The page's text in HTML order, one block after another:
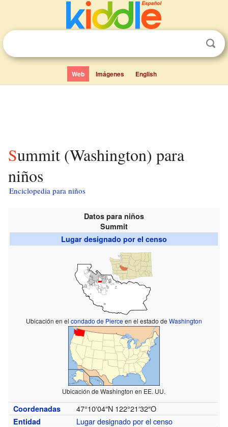
Web Imágenes English
Summit (Washington) para
niños
Enciclopedia para niños
Datos para niños
Summit
Lugar designado por el censo
Ubicación en el condado de Pierceen el estado de Washington
Ubicación de Washington en EE. UU.
Coordenadas 47°10′04″N 122°21′32″O
Entidad
Lugar designado por el censo